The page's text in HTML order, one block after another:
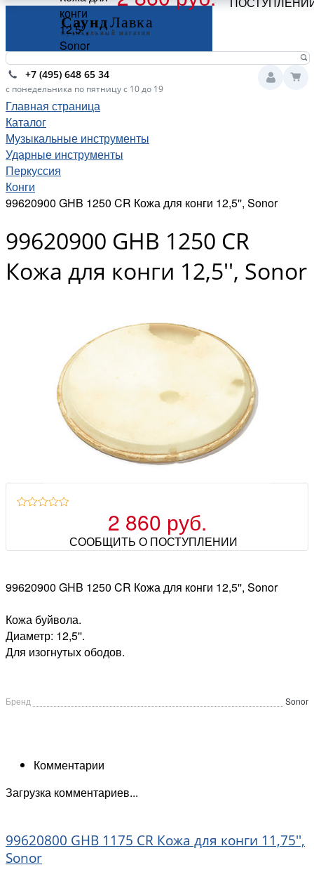
+7 (495) 648 65 34
с понедельника по пятницу с 10 до 19
Главная страница
Каталог
Музыкальные инструменты
Ударные инструменты
Перкуссия
Конги
99620900 GHB 1250 CR Кожа для конги 12,5'', Sonor
99620900 GHB 1250 CR
Кожа для конги 12,5'', Sonor
2 860 руб.
СООБЩИТЬ О ПОСТУПЛЕНИИ
99620900 GHB 1250 CR Кожа для конги 12,5'', Sonor
Кожа буйвола.
Диаметр: 12,5''.
Для изогнутых ободов.
Бренд Sonor
Комментарии
Загрузка комментариев...
конги
12,5'',
Sonor
99620800 GHB 1175 CR Кожа для конги 11,75'',
Sonor